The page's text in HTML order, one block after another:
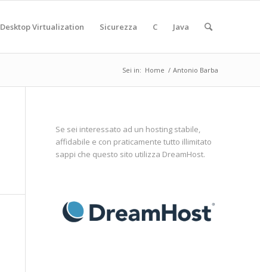
Desktop Virtualization Sicurezza C Java
Sei in: Home / Antonio Barba
Se sei interessato ad un hosting stabile,
affidabile e con praticamente tutto illimitato
sappi che questo sito utilizza DreamHost.